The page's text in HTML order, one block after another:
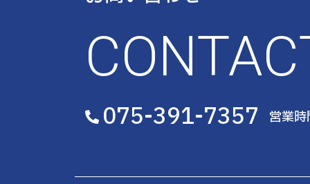
075-391-7357 営業